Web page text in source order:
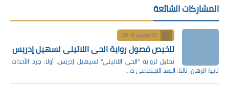
المشاركات الشائعة
05 نوفمبر 2018
تلخيص فصول رواية الحي اللاتيني لسهيل إدريس
تحليل لرواية "الحي اللاتيني" لسيهيل إدريس. أولا: جرد الأحداث.
ثانيا: الرهان. ثالثا: البعد الاجتماعي ت…